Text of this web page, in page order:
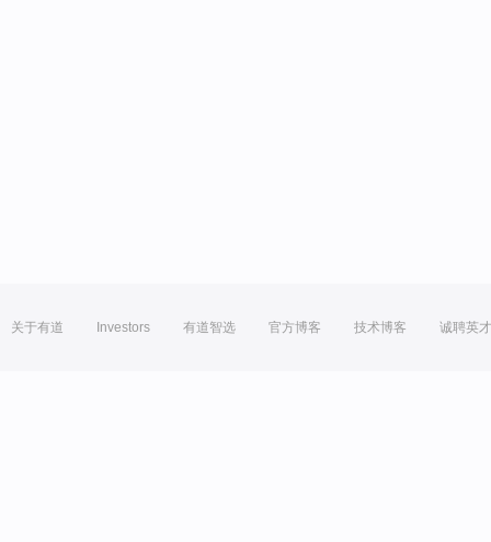
关于有道 Investors 有道智选 官方博客 技术博客 诚聘英才